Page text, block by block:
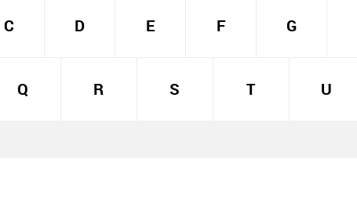
C D E F G
Q R S T U